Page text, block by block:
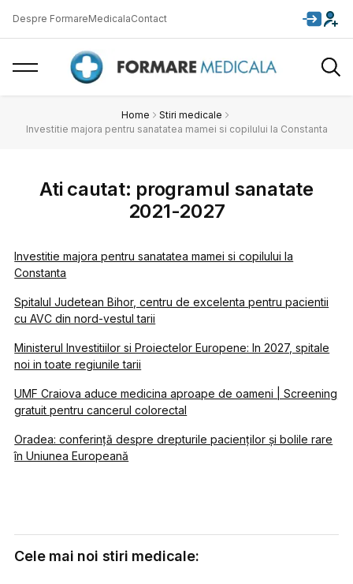
Despre FormareMedicalaContact
Home
Stiri medicale
Investitie majora pentru sanatatea mamei si copilului la Constanta
Ati cautat: programul sanatate
2021-2027
Investitie majora pentru sanatatea mamei si copilului la
Constanta
Spitalul Judetean Bihor, centru de excelenta pentru pacientii
cu AVC din nord-vestul tarii
Ministerul Investitiilor si Proiectelor Europene: In 2027, spitale
noi in toate regiunile tarii
UMF Craiova aduce medicina aproape de oameni | Screening
gratuit pentru cancerul colorectal
Oradea: conferință despre drepturile pacienților și bolile rare
în Uniunea Europeană
Cele mai noi stiri medicale: